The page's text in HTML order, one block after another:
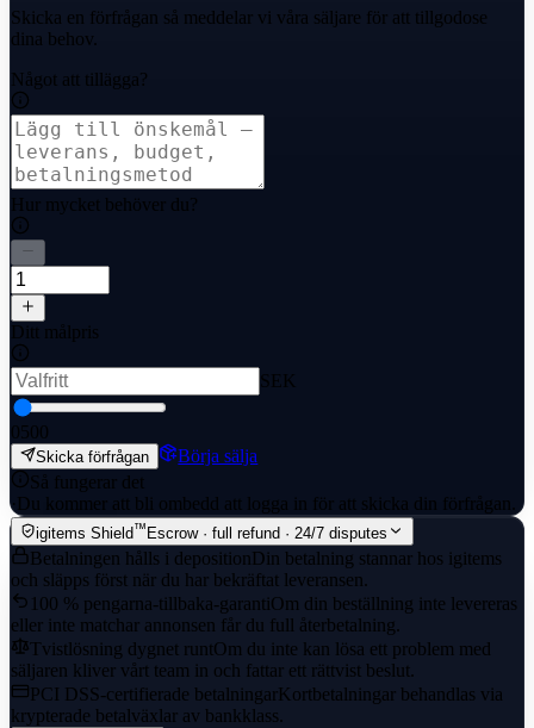
Skicka en förfrågan så meddelar vi våra säljare för att tillgodose
dina behov.
Något att tillägga?
Hur mycket behöver du?
Ditt målpris
SEK
0500
Skicka förfrågan
Börja sälja
Så fungerar det
· Du kommer att bli ombedd att logga in för att skicka din förfrågan.
igitems Shield™ Escrow · full refund · 24/7 disputes
Betalningen hålls i depositionDin betalning stannar hos igitems
och släpps först när du har bekräftat leveransen.
100 % pengarna-tillbaka-garantiOm din beställning inte levereras
eller inte matchar annonsen får du full återbetalning.
Tvistlösning dygnet runtOm du inte kan lösa ett problem med
säljaren kliver vårt team in och fattar ett rättvist beslut.
PCI DSS-certifierade betalningarKortbetalningar behandlas via
krypterade betalväxlar av bankklass.